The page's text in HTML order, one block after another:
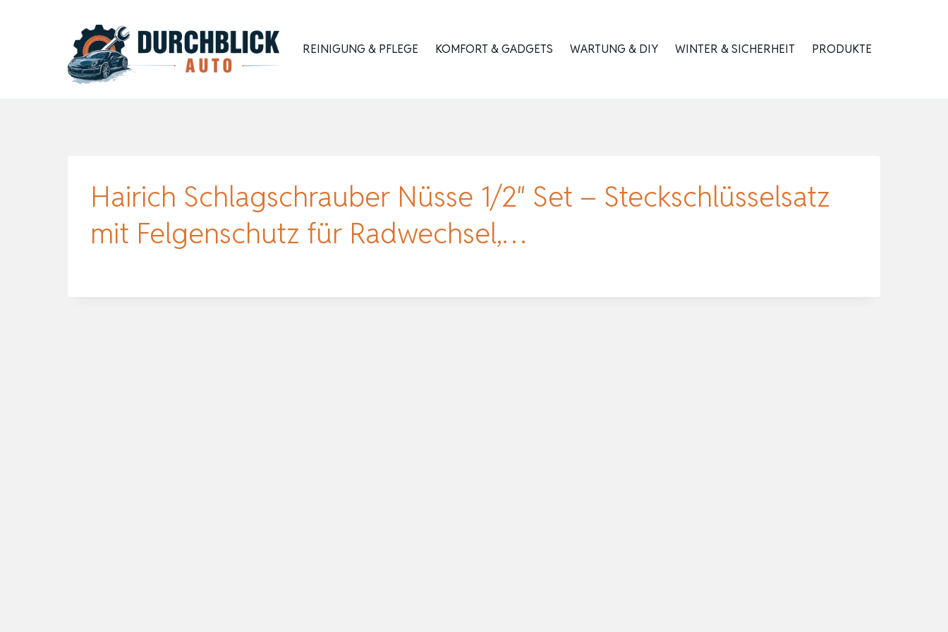
REINIGUNG & PFLEGE KOMFORT & GADGETS WARTUNG & DIY WINTER & SICHERHEIT PRODUKTE
Hairich Schlagschrauber Nüsse 1/2″ Set – Steckschlüsselsatz
mit Felgenschutz für Radwechsel,…